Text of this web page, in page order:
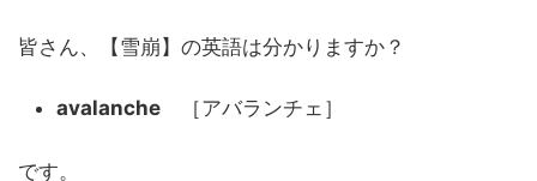
皆さん、【雪崩】の英語は分かりますか？
avalanche ［アバランチェ］
です。